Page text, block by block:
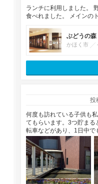
ランチに利用しました。
食べれました。 メインの
ぶどうの
かほく市
投
何度も訪れている子供も
てもらいます。3つ貯まる
転車などがあり、1日中